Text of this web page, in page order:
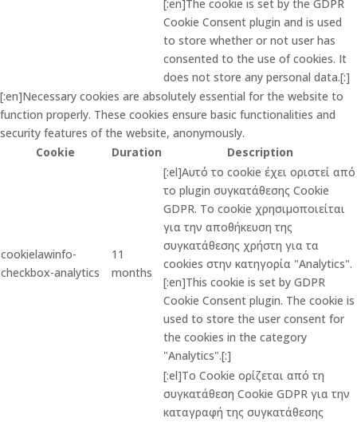
[:en]The cookie is set by the GDPR
Cookie Consent plugin and is used
to store whether or not user has
consented to the use of cookies. It
does not store any personal data.[:]
[:en]Necessary cookies are absolutely essential for the website to
function properly. These cookies ensure basic functionalities and
security features of the website, anonymously.
Cookie
Duration Description
cookielawinfo-
checkbox-analytics
11
months
[:el]Αυτό το cookie έχει οριστεί από
το plugin συγκατάθεσης Cookie
GDPR. Το cookie χρησιμοποιείται
για την αποθήκευση της
συγκατάθεσης χρήστη για τα
cookies στην κατηγορία "Analytics".
[:en]This cookie is set by GDPR
Cookie Consent plugin. The cookie is
used to store the user consent for
the cookies in the category
"Analytics".[:]
[:el]Το Cookie ορίζεται από τη
συγκατάθεση Cookie GDPR για την
καταγραφή της συγκατάθεσης